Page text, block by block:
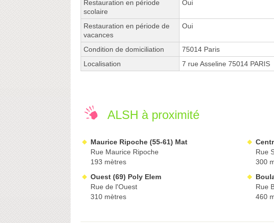
Restauration en période
scolaire
Oui
Restauration en période de
vacances
Oui
Condition de domiciliation
75014 Paris
Localisation
7 rue Asseline 75014 PARIS
ALSH à proximité
Maurice Ripoche (55-61) Mat
Rue Maurice Ripoche
193 mètres
Rue
300
Ouest (69) Poly Elem
Rue de l'Ouest
310 mètres
Rue
460